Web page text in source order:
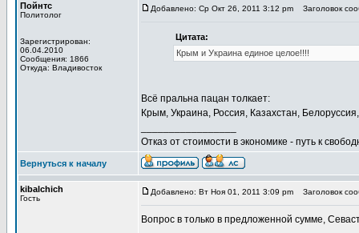
Пойнтс
Политолог
Зарегистрирован:
06.04.2010
Сообщения: 1866
Откуда: Владивосток
Добавлено: Ср Окт 26, 2011 3:12 pm Заголовок
Цитата:
Крым и Украина единое целое!!!!
Всё пральна пацан толкает:
Крым, Украина, Россия, Казахстан,
Отказ от стоимости в экономике - путь к
Вернуться к началу
kibalchich
Гость
Добавлено: Вт Ноя 01, 2011 3:09 pm Заголовок
Вопрос в только в предложенной сумме,